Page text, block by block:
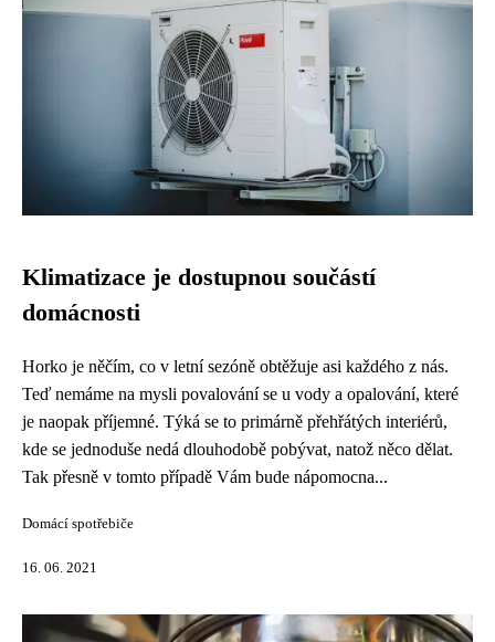
Klimatizace je dostupnou součástí
domácnosti
Horko je něčím, co v letní sezóně obtěžuje asi každého z nás.
Teď nemáme na mysli povalování se u vody a opalování, které
je naopak příjemné. Týká se to primárně přehřátých interiérů,
kde se jednoduše nedá dlouhodobě pobývat, natož něco dělat.
Tak přesně v tomto případě Vám bude nápomocna...
Domácí spotřebiče
16. 06. 2021